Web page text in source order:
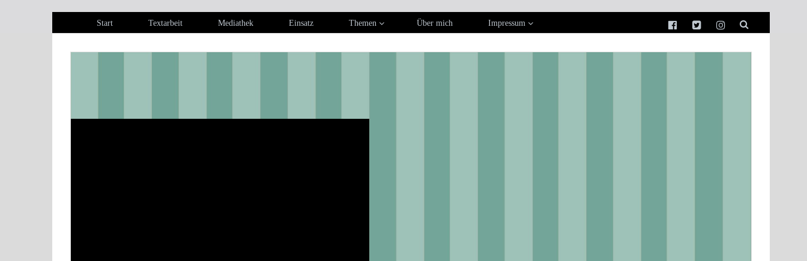
Start Textarbeit Mediathek Einsatz Themen Über mich Impressum